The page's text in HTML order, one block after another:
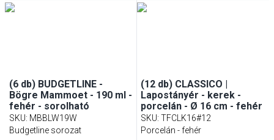
(6 db) BUDGETLINE -
Bögre Mammoet - 190 ml -
fehér - sorolható
SKU: MBBLW19W
Budgetline sorozat
(12 db) CLASSICO |
Lapostányér - kerek -
porcelán - Ø 16 cm - fehér
SKU:TFCLK16#12
Porcelán - fehér